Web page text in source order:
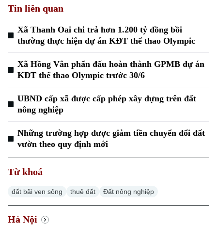
Tin liên quan
Xã Thanh Oai chi trả hơn 1.200 tỷ đồng bồi
thường thực hiện dự án KĐT thể thao Olympic
Xã Hồng Vân phấn đấu hoàn thành GPMB dự án
KĐT thể thao Olympic trước 30/6
UBND cấp xã được cấp phép xây dựng trên đất
nông nghiệp
Những trường hợp được giảm tiền chuyển đổi đất
vườn theo quy định mới
Từ khoá
đất bãi ven sông thuê đất Đất nông nghiệp
Hà Nội